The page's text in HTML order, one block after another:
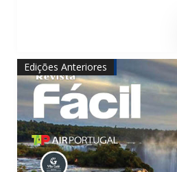
Edições Anteriores